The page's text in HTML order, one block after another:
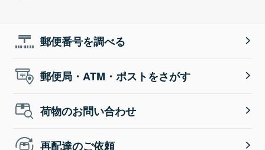
郵便番号を調べる
郵便局・ATM・ポストをさがす
荷物のお問い合わせ
再配達のご依頼